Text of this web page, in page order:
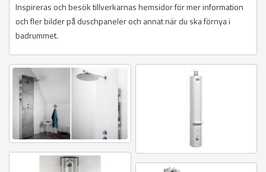
Inspireras och besök tillverkarnas hemsidor för mer information
och fler bilder på duschpaneler och annat när du ska förnya i
badrummet.